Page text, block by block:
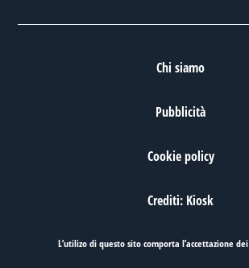
Chi siamo
Pubblicità
Cookie policy
Crediti: Kiosk
L’utilizo di questo sito comporta l’accettazione dei